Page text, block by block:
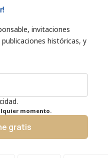
invitaciones
históricas, y
momento.
gratis